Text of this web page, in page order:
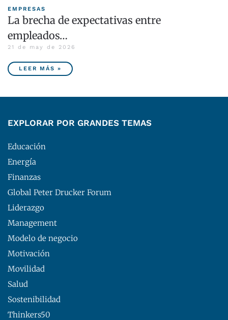
EMPRESAS
La brecha de expectativas entre
empleados…
21 de may de 2026
LEER MÁS »
EXPLORAR POR GRANDES TEMAS
Educación
Energía
Finanzas
Global Peter Drucker Forum
Liderazgo
Management
Modelo de negocio
Motivación
Movilidad
Salud
Sostenibilidad
Thinkers50